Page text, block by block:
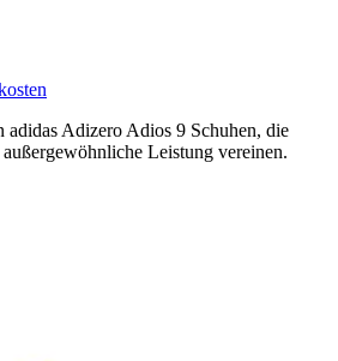
adidas Adizero Adios 9 Schuhen, die
Leistung vereinen.